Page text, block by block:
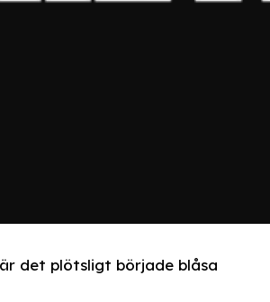
det plötsligt började blåsa